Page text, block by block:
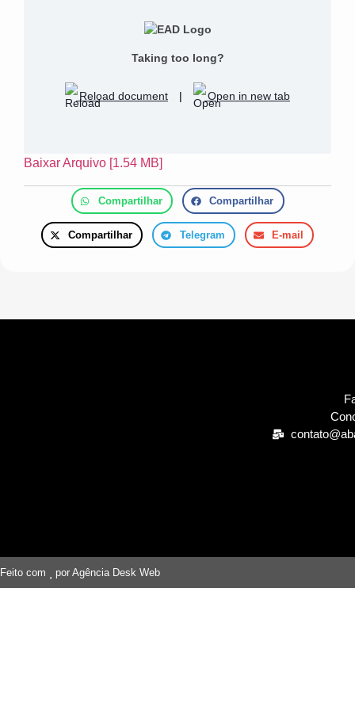
Taking too long?
Reload document | Open in new tab
Baixar Arquivo [1.54 MB]
Compartilhar Compartilhar
Compartilhar Telegram E-mail
Feito com por Agência Desk Web